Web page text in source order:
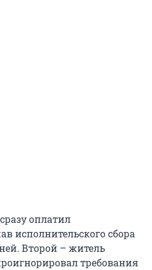
оплатил
исполнительского сбора
Второй – житель
требования